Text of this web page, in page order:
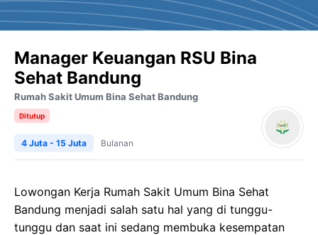
Manager Keuangan RSU Bina
Sehat Bandung
Rumah Sakit Umum Bina Sehat Bandung
Ditutup
4 Juta - 15 Juta Bulanan
Lowongan Kerja Rumah Sakit Umum Bina Sehat
Bandung menjadi salah satu hal yang di tunggu-
tunggu dan saat ini sedang membuka kesempatan